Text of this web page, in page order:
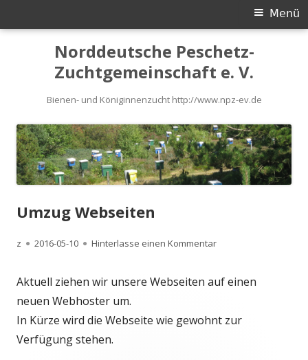
Norddeutsche Peschetz-
Zuchtgemeinschaft e. V.
Bienen- und Königinnenzucht http://www.npz-ev.de
Menü
Umzug Webseiten
Autor
z
Veröffentlicht
2016-05-10 Hinterlasse einen Kommentarzu Umzug Webseiten
Aktuell ziehen wir unsere Webseiten auf einen
neuen Webhoster um.
In Kürze wird die Webseite wie gewohnt zur
Verfügung stehen.